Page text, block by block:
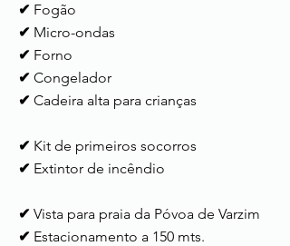
✔ Fogão
✔ Micro-ondas
✔ Forno
✔ Congelador
✔ Cadeira alta para crianças
✔ Kit de primeiros socorros
✔ Extintor de incêndio
✔ Vista para praia da Póvoa de Varzim
✔ Estacionamento a 150 mts.